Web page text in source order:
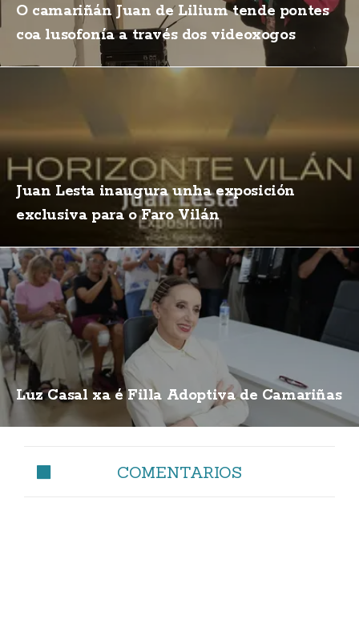
O camariñán Juan de Lilium tende pontes
coa lusofonía a través dos videoxogos
Juan Lesta inaugura unha exposición
exclusiva para o Faro Vilán
Luz Casal xa é Filla Adoptiva de Camariñas
COMENTARIOS